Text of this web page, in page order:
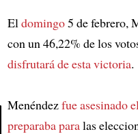
Eldomingo5 de febrero,
con un 46,22% de los
disfrutará de esta victoria.
Menéndezfue asesinado
preparaba paralas